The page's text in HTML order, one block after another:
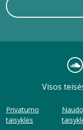
Visos
Privatumo
taisyklės